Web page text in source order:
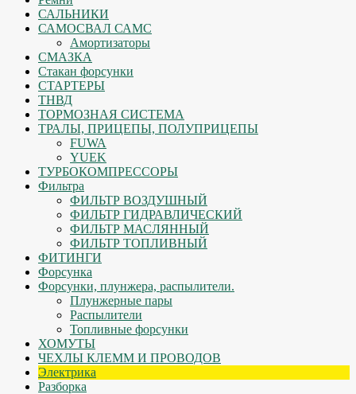
САЛЬНИКИ
САМОСВАЛ САМС
Амортизаторы
СМАЗКА
Стакан форсунки
СТАРТЕРЫ
ТНВД
ТОРМОЗНАЯ СИСТЕМА
ТРАЛЫ, ПРИЦЕПЫ, ПОЛУПРИЦЕПЫ
FUWA
YUEK
ТУРБОКОМПРЕССОРЫ
Фильтра
ФИЛЬТР ВОЗДУШНЫЙ
ФИЛЬТР ГИДРАВЛИЧЕСКИЙ
ФИЛЬТР МАСЛЯННЫЙ
ФИЛЬТР ТОПЛИВНЫЙ
ФИТИНГИ
Форсунка
Форсунки, плунжера, распылители.
Плунжерные пары
Распылители
Топливные форсунки
ХОМУТЫ
ЧЕХЛЫ КЛЕММ И ПРОВОДОВ
Электрика
Разборка